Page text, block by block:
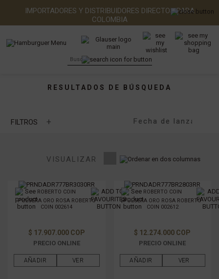
IMPORTADORES Y DISTRIBUIDORES DIRECTOS PARA
COLOMBIA
RESULTADOS DE BÚSQUEDA
FILTROS +
TIPO DE METAL
GÉNERO
FILTRAR POR PRECIO
VISUALIZAR
ROBERTO COIN
PULSERA ORO ROSA ROBERTO
COIN 002614
$ 17.907.000 COP
PRECIO ONLINE
AÑADIR VER
ROBERTO COIN
PULSERA ORO ROSA ROBERTO
COIN 002612
$ 12.274.000 COP
PRECIO ONLINE
AÑADIR VER